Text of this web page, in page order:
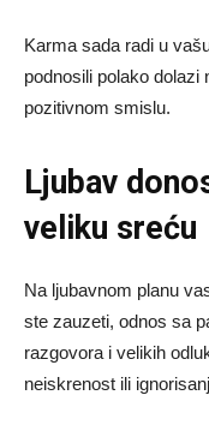
Karma sada radi u
podnosili polako
pozitivnom smislu.
Ljubav
veliku sreću
Na ljubavnom planu
ste zauzeti, odnos sa
razgovora i velikih
neiskrenost ili